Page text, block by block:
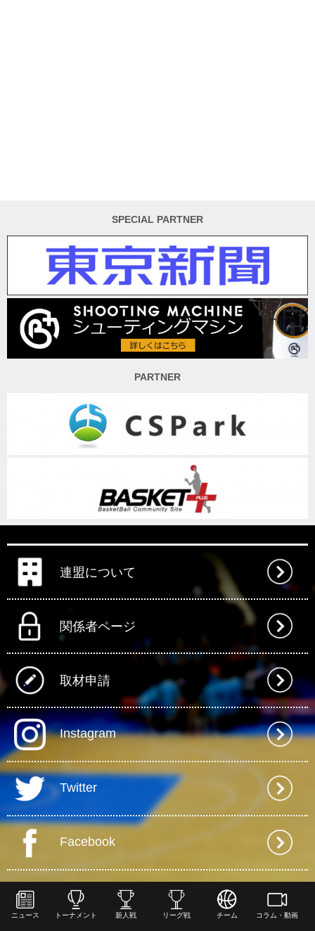
SPECIAL PARTNER
PARTNER
連盟について
関係者ページ
取材申請
Instagram
Twitter
Facebook
ニュース トーナメント 新人戦 リーグ戦 チーム コラム・動画